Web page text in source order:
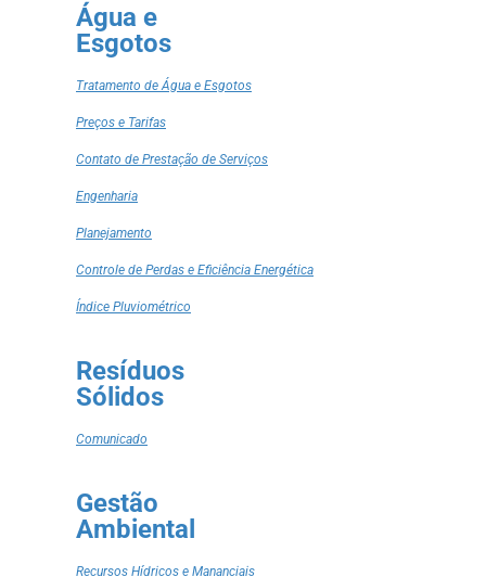
Água e
Esgotos
Tratamento de Água e Esgotos
Preços e Tarifas
Contato de Prestação de Serviços
Engenharia
Planejamento
Controle de Perdas e Eficiência Energética
Índice Pluviométrico
Resíduos
Sólidos
Comunicado
Gestão
Ambiental
Recursos Hídricos e Mananciais